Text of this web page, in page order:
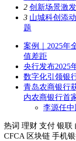
2 创新场景激
3 山城科创添
题
案例｜2025年
值差距
央行发布2025
数字化引领银
青岛农商银行
内农商银行首
李源任
热词 理财 支付 银联
CFCA 区块链 手机